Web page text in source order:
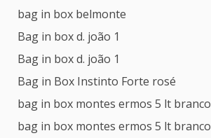
bag in box belmonte
Bag in box d. joão 1
Bag in box d. joão 1
Bag in Box Instinto Forte rosé
bag in box montes ermos 5 lt branco
bag in box montes ermos 5 lt branco